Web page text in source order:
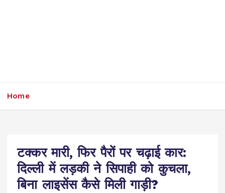
Home
टक्कर मारी, फिर पैरों पर चढ़ाई कार:
दिल्ली में लड़की ने सिपाही को कुचला,
बिना लाइसेंस कैसे मिली गाड़ी?